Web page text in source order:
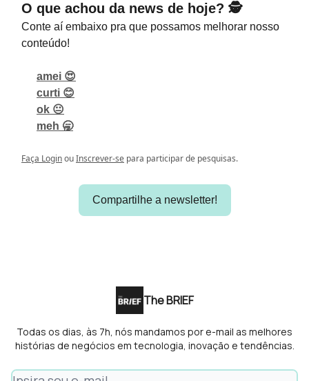
O que achou da news de hoje? 🕵️
Conte aí embaixo pra que possamos melhorar nosso
conteúdo!
amei 😍
curti 😊
ok 😐
meh 🥱
Faça LoginouInscrever-se para participar de pesquisas.
Compartilhe a newsletter!
The BRIEF
Todas os dias, às 7h, nós mandamos por e-mail as melhores
histórias de negócios em tecnologia, inovação e tendências.